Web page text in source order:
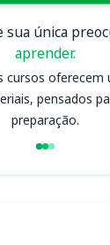
única
aprender.
cursos oferecem
pensados
preparação.